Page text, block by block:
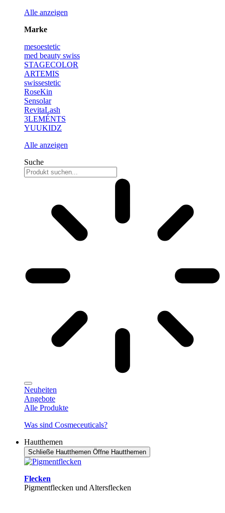
Alle anzeigen
Marke
mesoestetic
med beauty swiss
STAGECOLOR
ARTEMIS
swissestetic
RoseKin
Sensolar
RevitaLash
3LEMÉNTS
YUUKIDZ
Alle anzeigen
Suche
Neuheiten
Angebote
Alle Produkte
Was sind Cosmeceuticals?
Hautthemen
Schließe Hautthemen Öffne Hautthemen
Flecken
Pigmentflecken und Altersflecken